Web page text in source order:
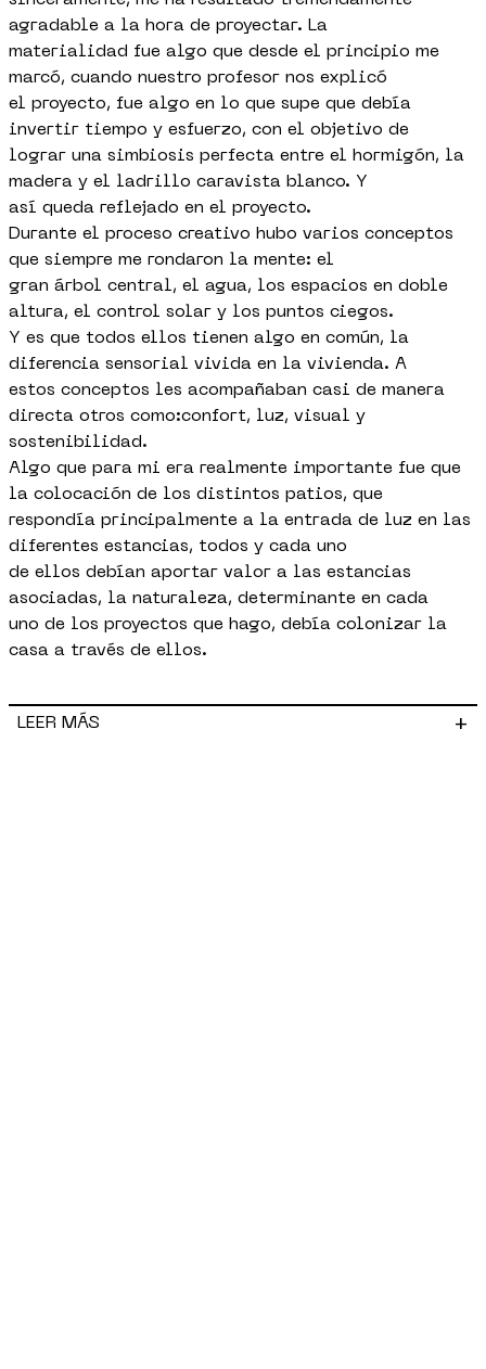
agradable a la hora de proyectar. La
materialidad fue algo que desde el principio me
marcó, cuando nuestro profesor nos explicó
el proyecto, fue algo en lo que supe que debía
invertir tiempo y esfuerzo, con el objetivo de
lograr una simbiosis perfecta entre el hormigón, la
madera y el ladrillo caravista blanco. Y
así queda reflejado en el proyecto.
Durante el proceso creativo hubo varios conceptos
que siempre me rondaron la mente: el
gran árbol central, el agua, los espacios en doble
altura, el control solar y los puntos ciegos.
Y es que todos ellos tienen algo en común, la
diferencia sensorial vivida en la vivienda. A
estos conceptos les acompañaban casi de manera
directa otros como:confort, luz, visual y
sostenibilidad.
Algo que para mi era realmente importante fue que
la colocación de los distintos patios, que
respondía principalmente a la entrada de luz en las
diferentes estancias, todos y cada uno
de ellos debían aportar valor a las estancias
asociadas, la naturaleza, determinante en cada
uno de los proyectos que hago, debía colonizar la
casa a través de ellos.
LEER MÁS +